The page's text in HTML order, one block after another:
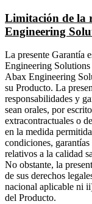
Limitación de la
Engineering
La presente Garantía
Engineering
Abax Engineering
su Producto. La
responsabilidades y
sean orales, por
extracontractuales o
en la medida
condiciones,
relativos a la calidad
No obstante, la
de sus derechos
nacional aplicable ni
del Producto.​